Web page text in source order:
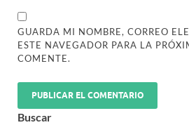
GUARDA MI NOMBRE, CORREO
ESTE NAVEGADOR PARA LA
COMENTE.
Buscar